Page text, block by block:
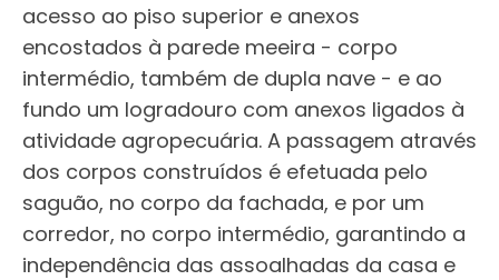
acesso ao piso superior e anexos
encostados à parede meeira - corpo
intermédio, também de dupla nave - e ao
fundo um logradouro com anexos ligados à
atividade agropecuária. A passagem através
dos corpos construídos é efetuada pelo
saguão, no corpo da fachada, e por um
corredor, no corpo intermédio, garantindo a
independência das assoalhadas da casa e